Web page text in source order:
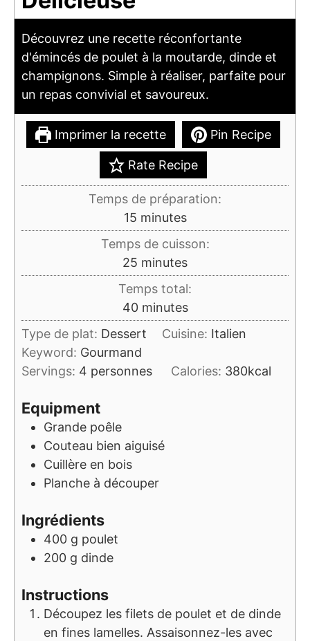
Découvrez une recette réconfortante
d'émincés de poulet à la moutarde, dinde et
champignons. Simple à réaliser, parfaite pour
un repas convivial et savoureux.
Imprimer la recette Pin Recipe
Rate Recipe
Temps de préparation:
15minutes
minutes
Temps de cuisson:
25 minutes
minutes
Temps total:
40minutes
minutes
Type de plat: Dessert Cuisine: Italien
Keyword: Gourmand
Servings: 4 personnes Calories: 380kcal
Equipment
Grande poêle
Couteau bien aiguisé
Cuillère en bois
Planche à découper
Ingrédients
400 g poulet
200 g dinde
Instructions
Découpez les filets de poulet et de dinde
en fines lamelles. Assaisonnez-les avec